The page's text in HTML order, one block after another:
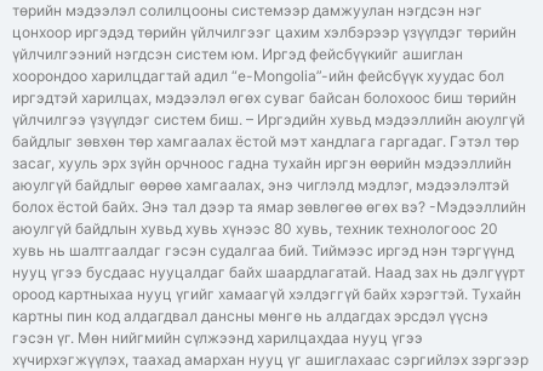
төрийн мэдээлэл солилцооны системээр дамжуулан нэгдсэн нэг
цонхоор иргэдэд төрийн үйлчилгээг цахим хэлбэрээр үзүүлдэг төрийн
үйлчилгээний нэгдсэн систем юм. Иргэд фейсбүүкийг ашиглан
хоорондоо харилцдагтай адил “e-Mongolia”-ийн фейсбүүк хуудас бол
иргэдтэй харилцах, мэдээлэл өгөх суваг байсан болохоос биш төрийн
үйлчилгээ үзүүлдэг систем биш. – Иргэдийн хувьд мэдээллийн аюулгүй
байдлыг зөвхөн төр хамгаалах ёстой мэт хандлага гаргадаг. Гэтэл төр
засаг, хууль эрх зүйн орчноос гадна тухайн иргэн өөрийн мэдээллийн
аюулгүй байдлыг өөрөө хамгаалах, энэ чиглэлд мэдлэг, мэдээлэлтэй
болох ёстой байх. Энэ тал дээр та ямар зөвлөгөө өгөх вэ? -Мэдээллийн
аюулгүй байдлын хувьд хувь хүнээс 80 хувь, техник технологоос 20
хувь нь шалтгаалдаг гэсэн судалгаа бий. Тиймээс иргэд нэн тэргүүнд
нууц үгээ бусдаас нууцалдаг байх шаардлагатай. Наад зах нь дэлгүүрт
ороод картныхаа нууц үгийг хамаагүй хэлдэггүй байх хэрэгтэй. Тухайн
картны пин код алдагдвал дансны мөнгө нь алдагдах эрсдэл үүснэ
гэсэн үг. Мөн нийгмийн сүлжээнд харилцахдаа нууц үгээ
хүчирхэгжүүлэх, таахад амархан нууц үг ашиглахаас сэргийлэх зэргээр